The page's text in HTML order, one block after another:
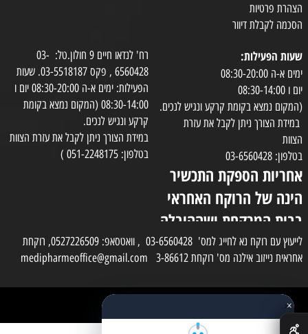
הצהרת פרטיות
הסכמה לקבלת דיוור
שעות הפעילות:
ימים א-ה 08:30-20:00
יום ו 08:30-14:00
(המקום נמצא בקומת קרקע ונגיש לנכים.
במידת הצורך ניתן לקבל את עזרת
הצוות
בטלפון: 03-6560428
אחריות הספקת התכשיר
הינה של הרוקח האחראי
בבית המרקחת ושההובלה
בפועל תעשה בעזרת
השליח
רח' לנדאו חיים 9 חולון.טל: 03-
6560428 , פקס 03-5518187. שעות
הפעילות: ימים א-ה 08:30-20:00 יום ו
08:30-14:00 (המקום נמצא בקומת
קרקע ונגיש לנכים.
במידת הצורך ניתן לקבל את עזרת הצוות
בטלפון: 051-2248175 )
לייעוץ עם רוקח נא לחייג למס' 03-6560428 , וואטסאפ: 0527226509, רוקחת
אחראית נייזוב אילנה מס' רוקחת 3-86612 medipharmeoffice@gmail.com
✕×